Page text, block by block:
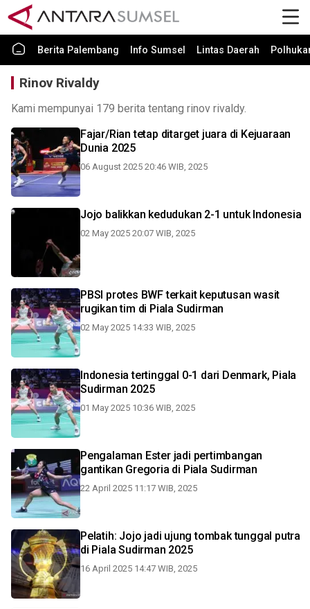
Berita Palembang Info Sumsel Lintas Daerah
Rinov Rivaldy
Kami mempunyai 179 berita tentang rinov rivaldy.
Fajar/Rian tetap ditarget juara di Kejuaraan
Dunia 2025
06 August 2025 20:46 WIB, 2025
Jojo balikkan kedudukan 2-1 untuk Indonesia
02 May 2025 20:07 WIB, 2025
PBSI protes BWF terkait keputusan wasit
rugikan tim di Piala Sudirman
02 May 2025 14:33 WIB, 2025
Indonesia tertinggal 0-1 dari Denmark, Piala
Sudirman 2025
01 May 2025 10:36 WIB, 2025
Pengalaman Ester jadi pertimbangan
gantikan Gregoria di Piala Sudirman
22 April 2025 11:17 WIB, 2025
Pelatih: Jojo jadi ujung tombak tunggal putra
di Piala Sudirman 2025
16 April 2025 14:47 WIB, 2025